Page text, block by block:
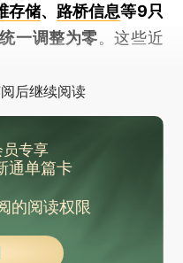
存储、 路桥信息等9只
一调整为零。这些近
后继续阅读
专享
通单篇卡
的阅读权限